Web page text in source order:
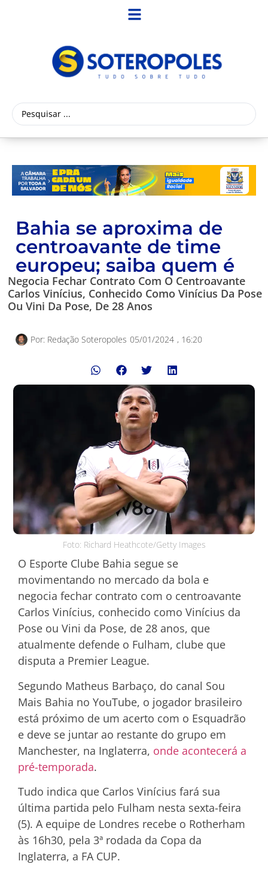
Bahia se aproxima de
centroavante de time
europeu; saiba quem é
Negocia Fechar Contrato Com O Centroavante
Carlos Vinícius, Conhecido Como Vinícius Da Pose
Ou Vini Da Pose, De 28 Anos
Por: Redação Soteropoles 05/01/2024 , 16:20
Foto: Richard Heathcote/Getty Images
O Esporte Clube Bahia segue se
movimentando no mercado da bola e
negocia fechar contrato com o centroavante
Carlos Vinícius, conhecido como Vinícius da
Pose ou Vini da Pose, de 28 anos, que
atualmente defende o Fulham, clube que
disputa a Premier League.
Segundo Matheus Barbaço, do canal Sou
Mais Bahia no YouTube, o jogador brasileiro
está próximo de um acerto com o Esquadrão
e deve se juntar ao restante do grupo em
Manchester, na Inglaterra, onde acontecerá a
pré-temporada.
Tudo indica que Carlos Vinícius fará sua
última partida pelo Fulham nesta sexta-feira
(5). A equipe de Londres recebe o Rotherham
às 16h30, pela 3ª rodada da Copa da
Inglaterra, a FA CUP.